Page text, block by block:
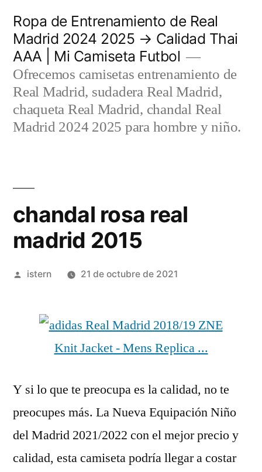
contenido
Ropa de Entrenamiento de Real
Madrid 2024 2025 → Calidad Thai
AAA | Mi Camiseta Futbol
Ofrecemos camisetas entrenamiento de
Real Madrid, sudadera Real Madrid,
chaqueta Real Madrid, chandal Real
Madrid 2024 2025 para hombre y niño.
chandal rosa real
madrid 2015
Publicado
istern 21 de octubre de 2021
Y si lo que te preocupa es la calidad, no te
preocupes más. La Nueva Equipación Niño
del Madrid 2021/2022 con el mejor precio y
calidad, esta camiseta podría llegar a costar